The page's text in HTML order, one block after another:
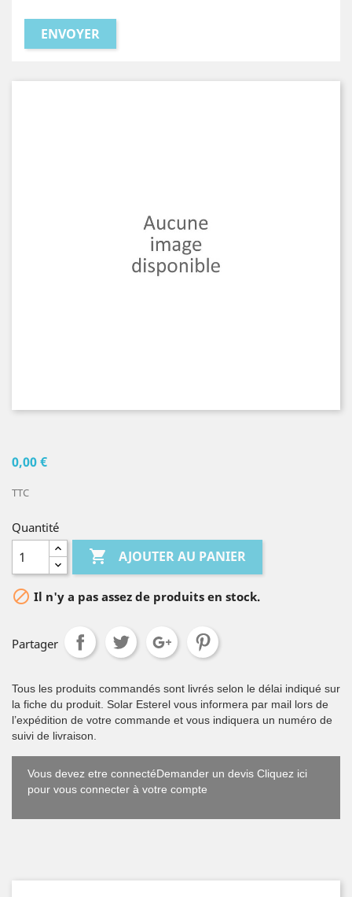
0,00 €
TTC
Quantité
 AJOUTER AU PANIER
 Il n'y a pas assez de produits en stock.
Partager
Tous les produits commandés sont livrés selon le délai indiqué sur
la fiche du produit. Solar Esterel vous informera par mail lors de
l’expédition de votre commande et vous indiquera un numéro de
suivi de livraison.
Vous devez etre connectéDemander un devis Cliquez ici
pour vous connecter à votre compte